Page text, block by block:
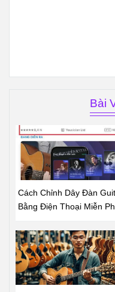
Bài
Cách Chỉnh Dây Đàn
Bằng Điện Thoại Miễn Phí